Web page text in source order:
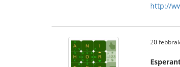
http://
20